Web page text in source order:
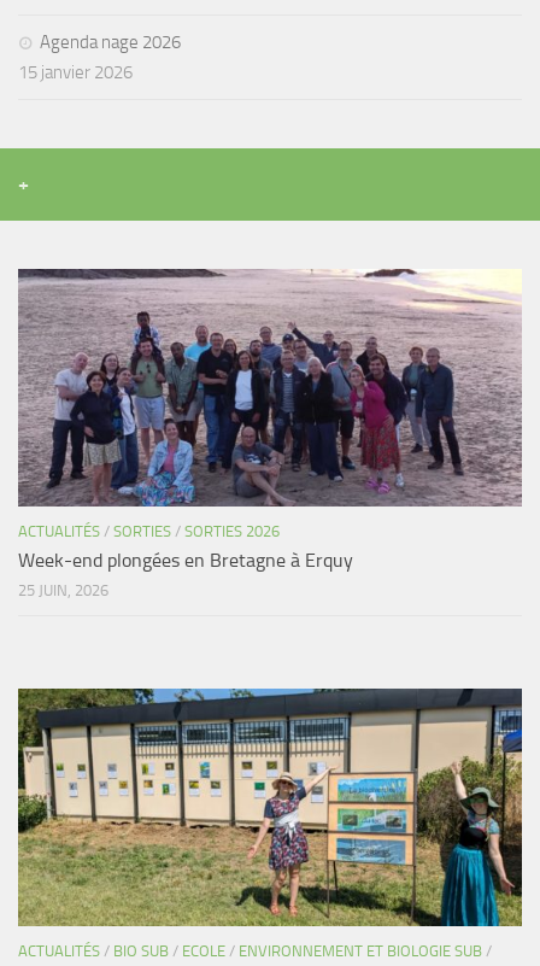
Agenda nage 2026
15 janvier 2026
+
ACTUALITÉS / SORTIES / SORTIES 2026
Week-end plongées en Bretagne à Erquy
25 JUIN, 2026
ACTUALITÉS / BIO SUB / ECOLE / ENVIRONNEMENT ET BIOLOGIE SUB /